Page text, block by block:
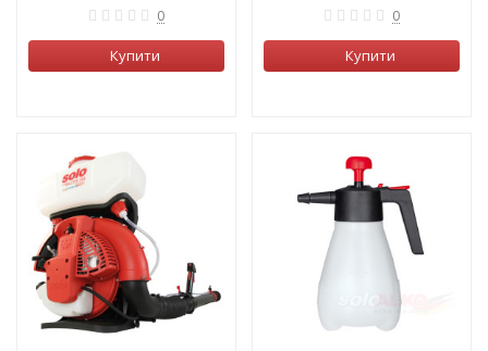
0
Купити
0
Купити